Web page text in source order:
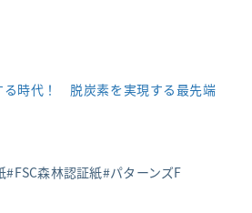
る時代！ 脱炭素を実現する最先端
FSC森林認証紙 パターンズF